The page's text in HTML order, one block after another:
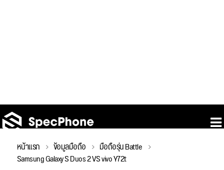
หน้าแรก ข้อมูลมือถือ มือถือรุ่น Battle
Samsung Galaxy S Duos 2 VS vivo Y72t